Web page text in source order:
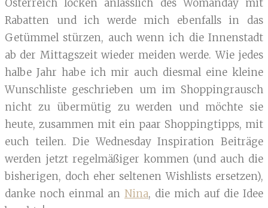
Österreich locken anlässlich des Womanday mit
Rabatten und ich werde mich ebenfalls in das
Getümmel stürzen, auch wenn ich die Innenstadt
ab der Mittagszeit wieder meiden werde. Wie jedes
halbe Jahr habe ich mir auch diesmal eine kleine
Wunschliste geschrieben um im Shoppingrausch
nicht zu übermütig zu werden und möchte sie
heute, zusammen mit ein paar Shoppingtipps, mit
euch teilen. Die Wednesday Inspiration Beiträge
werden jetzt regelmäßiger kommen (und auch die
bisherigen, doch eher seltenen Wishlists ersetzen),
danke noch einmal an Nina, die mich auf die Idee